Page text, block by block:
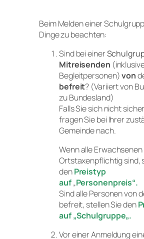
Beim Melden einer
Dinge zu beachten:
Sind bei einer
Mitreisenden
Begleitpersonen)von
befreit? (Variiert von
zu Bundesland)
Falls Sie sich nicht
fragen Sie bei Ihrer
Gemeinde nach.
Wenn alle Erwachsenen
Ortstaxenpflichtig sind,
denPreistyp
auf„Personenpreis“.
Sind alle Personen von
befreit, stellen Sie den
auf„Schulgruppe„.
Vor einer Anmeldung